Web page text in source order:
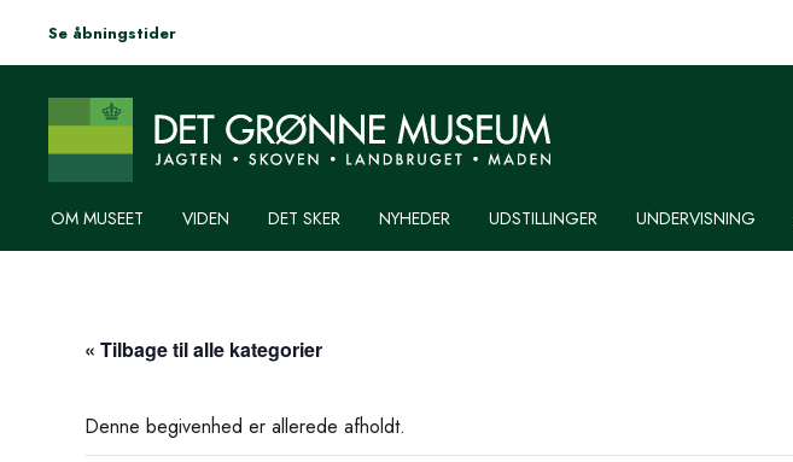
Se åbningstider
OM MUSEET VIDEN DET SKER NYHEDER UDSTILLINGER UNDERVISNING
« Tilbage til alle kategorier
Denne begivenhed er allerede afholdt.